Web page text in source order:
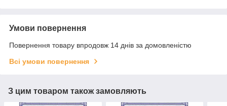
Умови повернення
Повернення товару впродовж 14 днів за домовленістю
Всі умови повернення
З цим товаром також замовляють